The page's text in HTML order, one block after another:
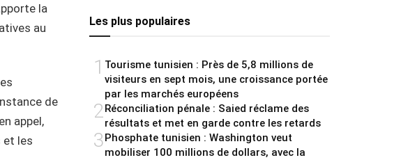
la
au
de
appel,
et les
Les plus populaires
1 Tourisme tunisien : Près de 5,8 millions de
visiteurs en sept mois, une croissance portée
par les marchés européens
2Réconciliation pénale : Saied réclame des
résultats et met en garde contre les retards
3Phosphate tunisien : Washington veut
mobiliser 100 millions de dollars, avec la